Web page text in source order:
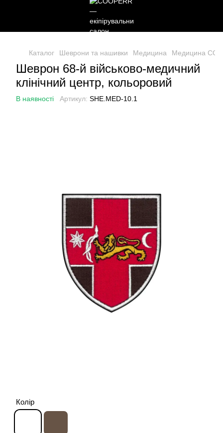
Каталог Шеврони та нашивки Медицина Медицина
Шеврон 68-й військово-медичний
клінічний центр, кольоровий
В наявності Артикул: SHE.MED-10.1
Колір